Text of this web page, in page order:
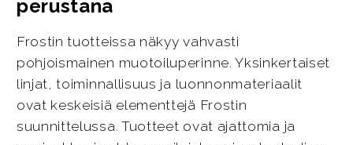
perustana
Frostin tuotteissa näkyy vahvasti
pohjoismainen muotoiluperinne. Yksinkertaiset
linjat, toiminnallisuus ja luonnonmateriaalit
ovat keskeisiä elementtejä Frostin
suunnittelussa. Tuotteet ovat ajattomia ja